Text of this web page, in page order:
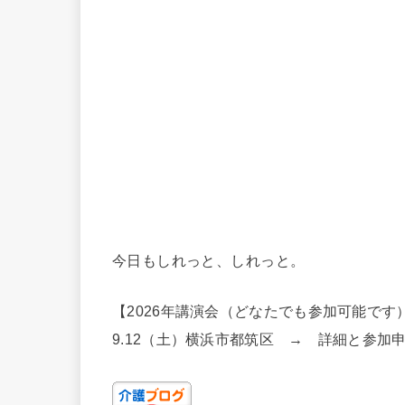
今日もしれっと、しれっと。
【2026年講演会（どなたでも参加可能です
9.12（土）横浜市都筑区 → 詳細と参加申